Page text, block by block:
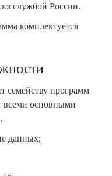
России.
комплектуется
семейству программ
всеми основными
данных;